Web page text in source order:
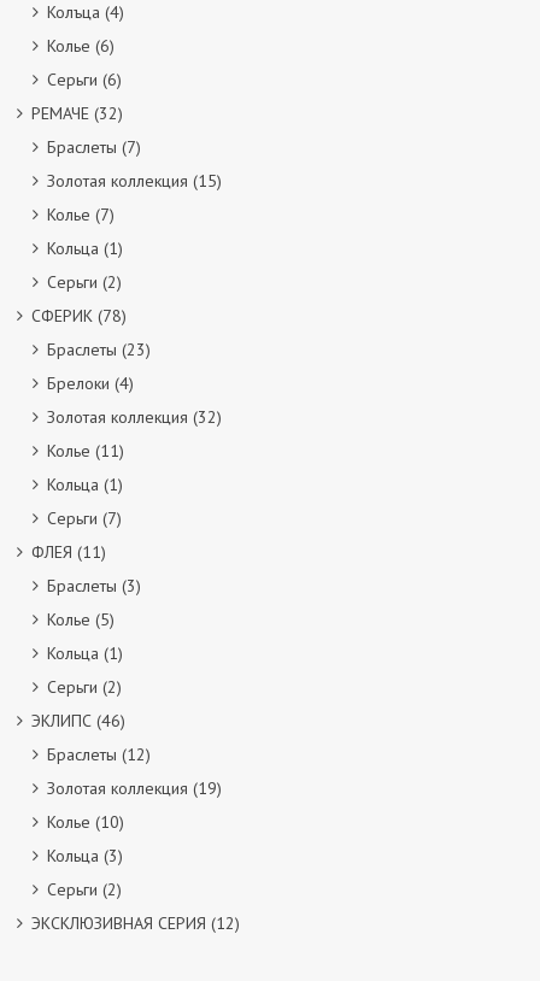
Колъца (4)
Колье (6)
Серьги (6)
РЕМАЧЕ (32)
Браслеты (7)
Золотая коллекция (15)
Колье (7)
Кольца (1)
Серьги (2)
СФЕРИК (78)
Браслеты (23)
Брелоки (4)
Золотая коллекция (32)
Колье (11)
Кольца (1)
Серьги (7)
ФЛЕЯ (11)
Браслеты (3)
Колье (5)
Кольца (1)
Серьги (2)
ЭКЛИПС (46)
Браслеты (12)
Золотая коллекция (19)
Колье (10)
Кольца (3)
Серьги (2)
ЭКСКЛЮЗИВНАЯ СЕРИЯ (12)